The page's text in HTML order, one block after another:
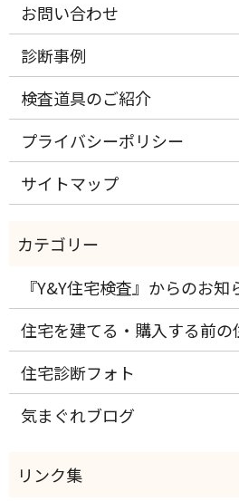
お問い合わせ
診断事例
検査道具のご紹介
プライバシーポリシー
サイトマップ
『Y&Y住宅検査』からのお知
住宅を建てる・購入する前の
住宅診断フォト
気まぐれブログ